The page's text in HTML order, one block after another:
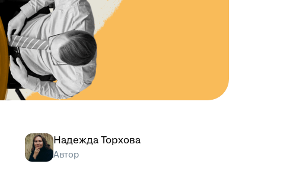
Надежда Торхова
Автор